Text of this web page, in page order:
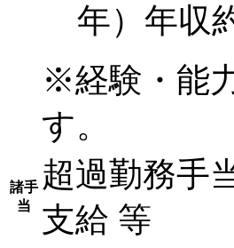
年）年収
※経験・能
す。
諸手
当
超過勤務手
支給 等